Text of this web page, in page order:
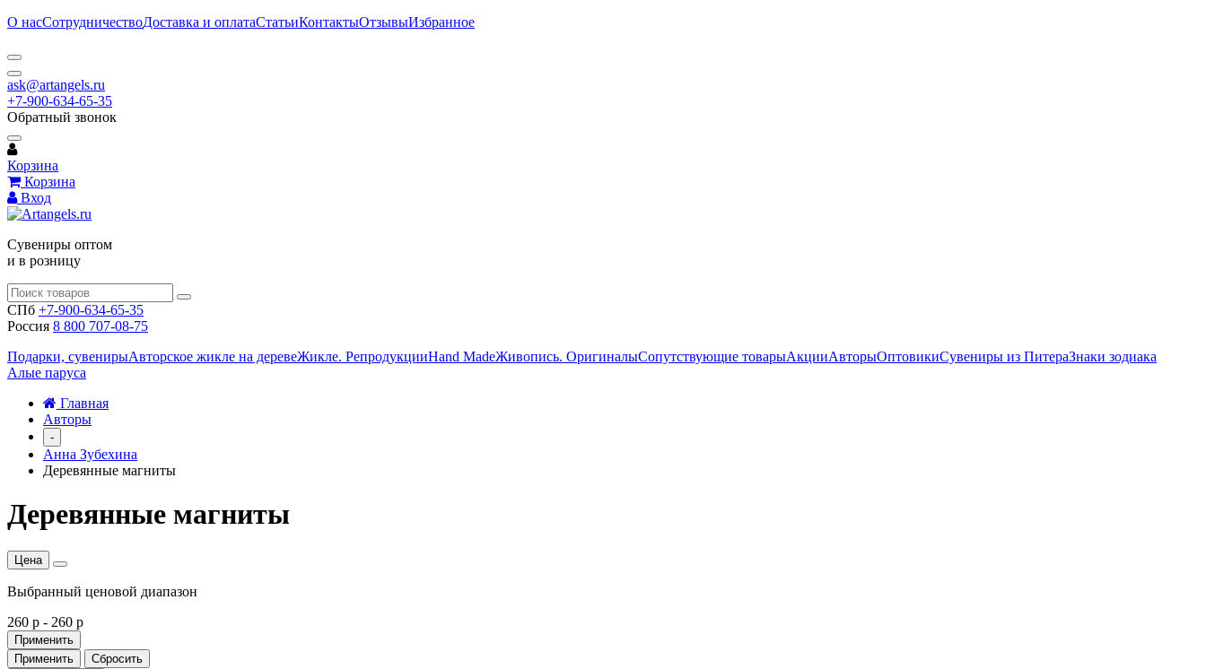
О насСотрудничествоДоставка и оплатаСтатьиКонтактыОтзывыИзбранное
ask@artangels.ru
+7-900-634-65-35
Обратный звонок
Корзина
Корзина
Вход
Сувениры оптом
и в розницу
СПб +7-900-634-65-35
Россия 8 800 707-08-75
Подарки, сувенирыАвторское жикле на деревеЖикле. РепродукцииHand MadeЖивопись. ОригиналыСопутствующие товарыАкцииАвторыОптовикиСувениры из ПитераЗнаки зодиака
Алые паруса
Главная
Авторы
-
Анна Зубехина
Деревянные магниты
Деревянные магниты
Цена
Выбранный ценовой диапазон
260 р - 260 р
Применить
Применить
Сбросить